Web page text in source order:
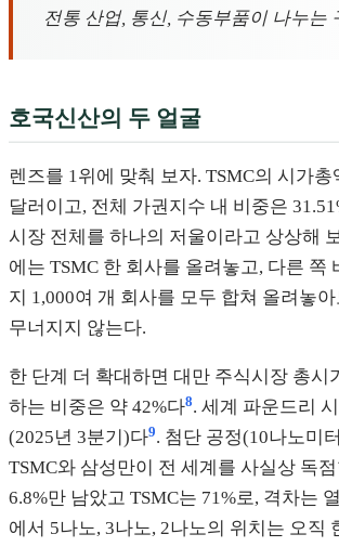
전통 산업, 통신, 수동부품이 나누는
호국신산의 두 얼굴
렌즈를 1위에 맞춰 보자. TSMC의 시가
달러이고, 전체 가권지수 내 비중은
시장 전체를 하나의 저울이라고 상상해
에는 TSMC 한 회사를 올려놓고, 다른 쪽
지 1,000여 개 회사를 모두 합쳐 올려놓
무너지지 않는다.
한 단계 더 확대하면 대만 주식시장 총시
하는 비중은 약 42%다8. 세계 파운드리
(2025년 3분기)다9. 첨단 공정(10나노미
TSMC와 삼성만이 전 세계를 사실상 독
6.8%만 남았고 TSMC는 71%로, 격차는
에서 5나노, 3나노, 2나노의 위치는 오직